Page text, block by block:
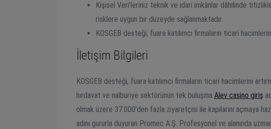
Kişisel Veri’leriniz teknik ve idari imkânlar dâhilinde
risklere uygun bir düzeyde sağlanmaktadır.
KOSGEB desteği, fuara katılımcı firmaların ticari
İletişim Bilgileri
KOSGEB desteği, fuara katılımcı firmaların ticari hacimlerini
hırdavat ve nalburiye sektörünün tek buluşma Alev casino giriş
olmak üzere 37.000’den fazla ziyaretçisi ile kapılarını açmaya
adını gururla duyuran Promec A.Ş. Profesyonel ve alanında